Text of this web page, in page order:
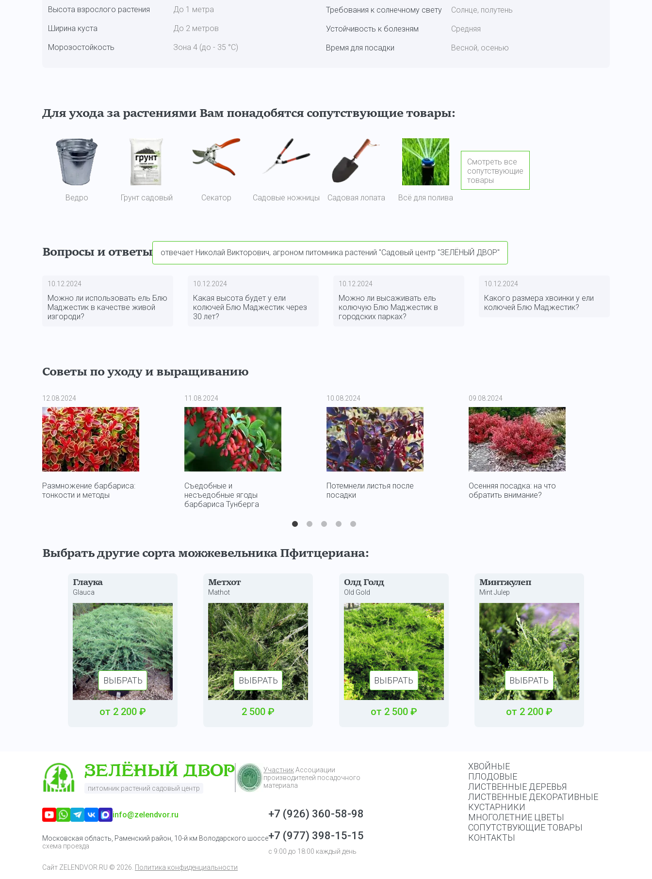
Высота взрослого растения До 1 метра
Ширина куста До 2 метров
Морозостойкость Зона 4 (до - 35 °С)
Требования к солнечному свету Солнце, полутень
Устойчивость к болезням Средняя
Время для посадки Весной, осенью
Для ухода за растениями Вам понадобятся сопутствующие товары:
Ведро Грунт садовый Секатор Садовые ножницы Садовая лопата Всё для полива
Смотреть все
сопутствующие
товары
Вопросы и ответы отвечает Николай Викторович, агроном питомника растений "Садовый центр "ЗЕЛЁНЫЙ ДВОР"
10.12.2024
Можно ли использовать ель Блю
Маджестик в качестве живой
изгороди?
10.12.2024
Какая высота будет у ели
колючей Блю Маджестик через
30 лет?
10.12.2024
Можно ли высаживать ель
колючую Блю Маджестик в
городских парках?
10.12.2024
Какого размера хвоинки у ели
колючей Блю Маджестик?
Советы по уходу и выращиванию
12.08.2024
Размножение барбариса:
тонкости и методы
11.08.2024
Съедобные и
несъедобные ягоды
барбариса Тунберга
10.08.2024
Потемнели листья после
посадки
09.08.2024
Осенняя посадка: на что
обратить внимание?
Выбрать другие сорта можжевельника Пфитцериана:
Глаука
Glauca
ВЫБРАТЬ
от 2 200 ₽
Метхот
Mathot
ВЫБРАТЬ
2 500 ₽
Олд Голд
Old Gold
ВЫБРАТЬ
от 2 500 ₽
Минтжулеп
Mint Julep
ВЫБРАТЬ
от 2 200 ₽
питомник растений садовый центр
УчастникАссоциации
производителей посадочного
материала
info@zelendvor.ru
Московская область, Раменский район, 10-й км Володарского шоссе
схема проезда
Сайт ZELENDVOR.RU © 2026. Политика конфиденциальности
+7 (926) 360-58-98
+7 (977) 398-15-15
с 9:00 до 18:00 каждый день
ХВОЙНЫЕ
ПЛОДОВЫЕ
ЛИСТВЕННЫЕ ДЕРЕВЬЯ
ЛИСТВЕННЫЕ ДЕКОРАТИВНЫЕ
КУСТАРНИКИ
МНОГОЛЕТНИЕ ЦВЕТЫ
СОПУТСТВУЮЩИЕ ТОВАРЫ
КОНТАКТЫ